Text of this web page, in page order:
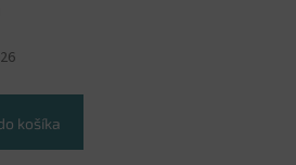
košíka